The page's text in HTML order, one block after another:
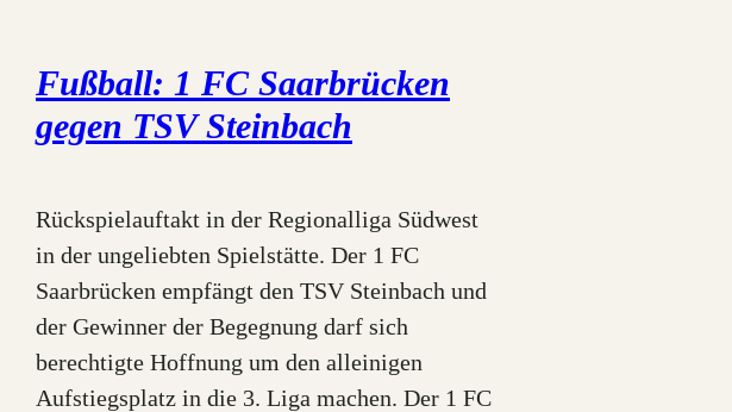
Fußball: 1 FC Saarbrücken
gegen TSV Steinbach
Rückspielauftakt in der Regionalliga Südwest
in der ungeliebten Spielstätte. Der 1 FC
Saarbrücken empfängt den TSV Steinbach und
der Gewinner der Begegnung darf sich
berechtigte Hoffnung um den alleinigen
Aufstiegsplatz in die 3. Liga machen. Der 1 FC